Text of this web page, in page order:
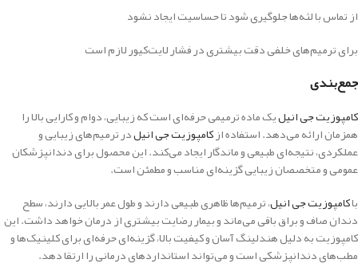
از تماس با لثه‌ها جلوگیری شود تا حساسیت ایجاد نشود
برای ترمیم‌های خلفی دقت بیشتری در فشار لایت‌کیور لازم است
جمع‌بندی
کامپوزیت جی انیلیک ماده ترمیمی حرفه‌ای است که زیبایی، دوام و کارایی بالا را
همزمان ارائه می‌دهد. استفاده ازکامپوزیت جی انیلدر ترمیم‌های زیبایی و
عملکردی، نتیجه‌ای طبیعی و ماندگار ایجاد می‌کند. این محصول برای دندانپزشکان
عمومی و متخصصان زیبایی گزینه‌ای مناسب و مطمئن است.
باکامپوزیت جی انیل، ترمیم‌ها ظاهری طبیعی دارند و طول عمر بالایی دارند، سطح
دندان صاف و براق باقی می‌ماند و بیمار رضایت بیشتری از درمان خواهد داشت. این
کامپوزیت به دلیل هندلینگ آسان و کیفیت بالا، گزینه‌ای حرفه‌ای برای کلینیک‌ها و
مطب‌های دندانپزشکی است و می‌تواند استانداردهای درمانی را ارتقا دهد.